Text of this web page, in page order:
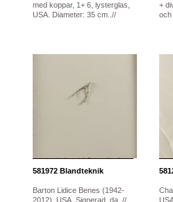
med koppar, 1+ 6, lysterglas,
USA. Diameter: 35 cm..//
+
och
581972 Blandteknik
Barton Lidice Benes (1942-
2012), USA. Signerad, da..//